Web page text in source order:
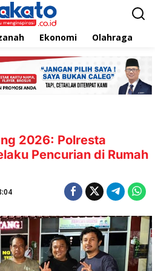
Ekonomi Olahraga
2026: Polresta
Pencurian di Rumah